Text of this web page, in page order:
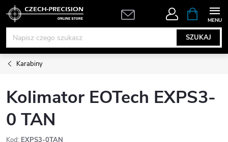
Przejść
treści
SZUKAJ
KOSZYK
Karabiny
Kolimator EOTech EXPS3-
0 TAN
Kod: EXPS3-0TAN